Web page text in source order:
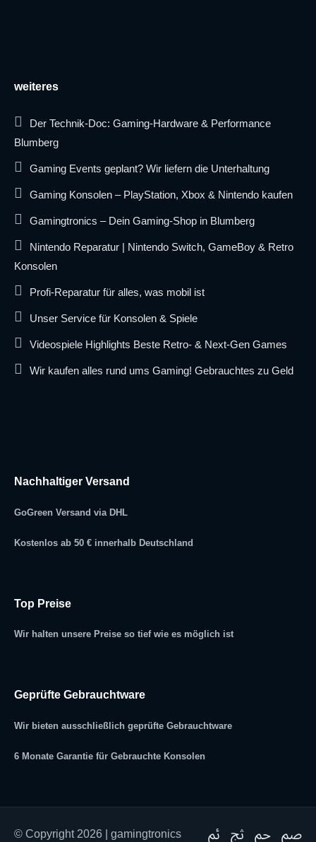
weiteres
Der Technik-Doc: Gaming-Hardware & Performance
Blumberg
Gaming Events geplant? Wir liefern die Unterhaltung
Gaming Konsolen – PlayStation, Xbox & Nintendo kaufen
Gamingtronics – Dein Gaming-Shop in Blumberg
Nintendo Reparatur | Nintendo Switch, GameBoy & Retro
Konsolen
Profi-Reparatur für alles, was mobil ist
Unser Service für Konsolen & Spiele
Videospiele Highlights Beste Retro- & Next-Gen Games
Wir kaufen alles rund ums Gaming! Gebrauchtes zu Geld
Nachhaltiger Versand
GoGreen Versand via DHL
Kostenlos ab 50 € innerhalb Deutschland
Top Preise
Wir halten unsere Preise so tief wie es möglich ist
Geprüfte Gebrauchtware
Wir bieten ausschließlich geprüfte Gebrauchtware
6 Monate Garantie für Gebrauchte Konsolen
© Copyright 2026 | gamingtronics